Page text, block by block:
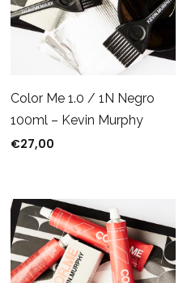
Color Me 1.0 / 1N Negro
100ml – Kevin Murphy
€27,00